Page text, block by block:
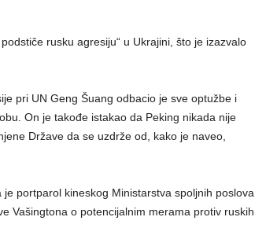
rusku agresiju“ u Ukrajini, što je izazvalo
pri UN Geng Šuang odbacio je sve optužbe i
On je takođe istakao da Peking nikada nije
Države da se uzdrže od, kako je naveo,
portparol kineskog Ministarstva spoljnih poslova
Vašingtona o potencijalnim merama protiv ruskih